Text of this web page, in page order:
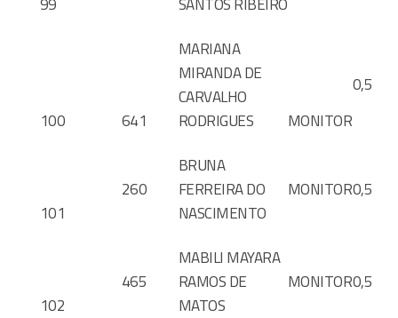
100 641
MARIANA
MIRANDA DE
CARVALHO
RODRIGUES
MONITOR
0,5
101
260
BRUNA
FERREIRA DO
NASCIMENTO
MONITOR0,5
102
465
MABILI MAYARA
RAMOS DE
MATOS
MONITOR0,5